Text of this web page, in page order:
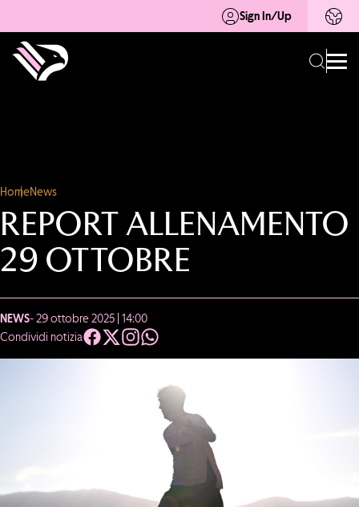
Sign In/Up
HomeNews
REPORT ALLENAMENTO
29 OTTOBRE
NEWS- 29 ottobre 2025 | 14:00
Condividi notizia